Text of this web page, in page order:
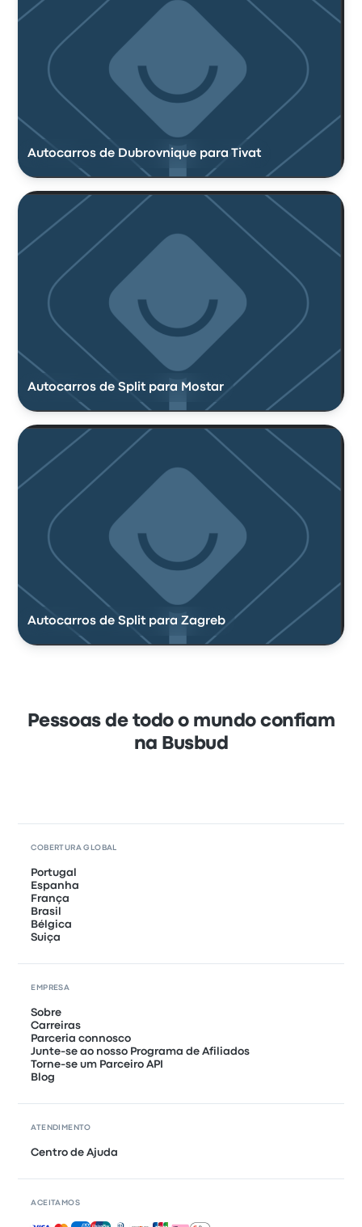
Autocarros de Dubrovnique para Tivat
Autocarros de Split para Mostar
Autocarros de Split para Zagreb
Pessoas de todo o mundo confiam
na Busbud
COBERTURA GLOBAL
Portugal
Espanha
França
Brasil
Bélgica
Suiça
EMPRESA
Sobre
Carreiras
Parceria connosco
Junte-se ao nosso Programa de Afiliados
Torne-se um Parceiro API
Blog
ATENDIMENTO
Centro de Ajuda
ACEITAMOS